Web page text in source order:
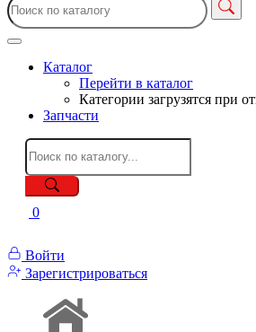
Каталог
Перейти в каталог
Категории загрузятся при
Запчасти
0
Войти
Зарегистрироваться